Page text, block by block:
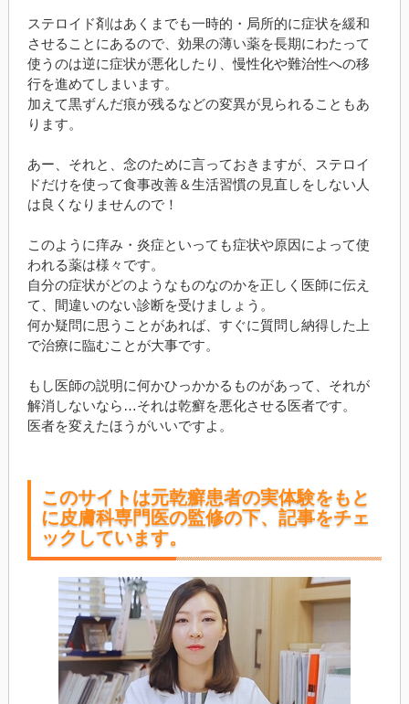
ステロイド剤はあくまでも一時的・局所的に症状を緩和
させることにあるので、効果の薄い薬を長期にわたって
使うのは逆に症状が悪化したり、慢性化や難治性への移
行を進めてしまいます。
加えて黒ずんだ痕が残るなどの変異が見られることもあ
ります。
あー、それと、念のために言っておきますが、ステロイ
ドだけを使って食事改善＆生活習慣の見直しをしない人
は良くなりませんので！
このように痒み・炎症といっても症状や原因によって使
われる薬は様々です。
自分の症状がどのようなものなのかを正しく医師に伝え
て、間違いのない診断を受けましょう。
何か疑問に思うことがあれば、すぐに質問し納得した上
で治療に臨むことが大事です。
もし医師の説明に何かひっかかるものがあって、それが
解消しないなら…それは乾癬を悪化させる医者です。
医者を変えたほうがいいですよ。
このサイトは元乾癬患者の実体験をもと
に皮膚科専門医の監修の下、記事をチェ
ックしています。